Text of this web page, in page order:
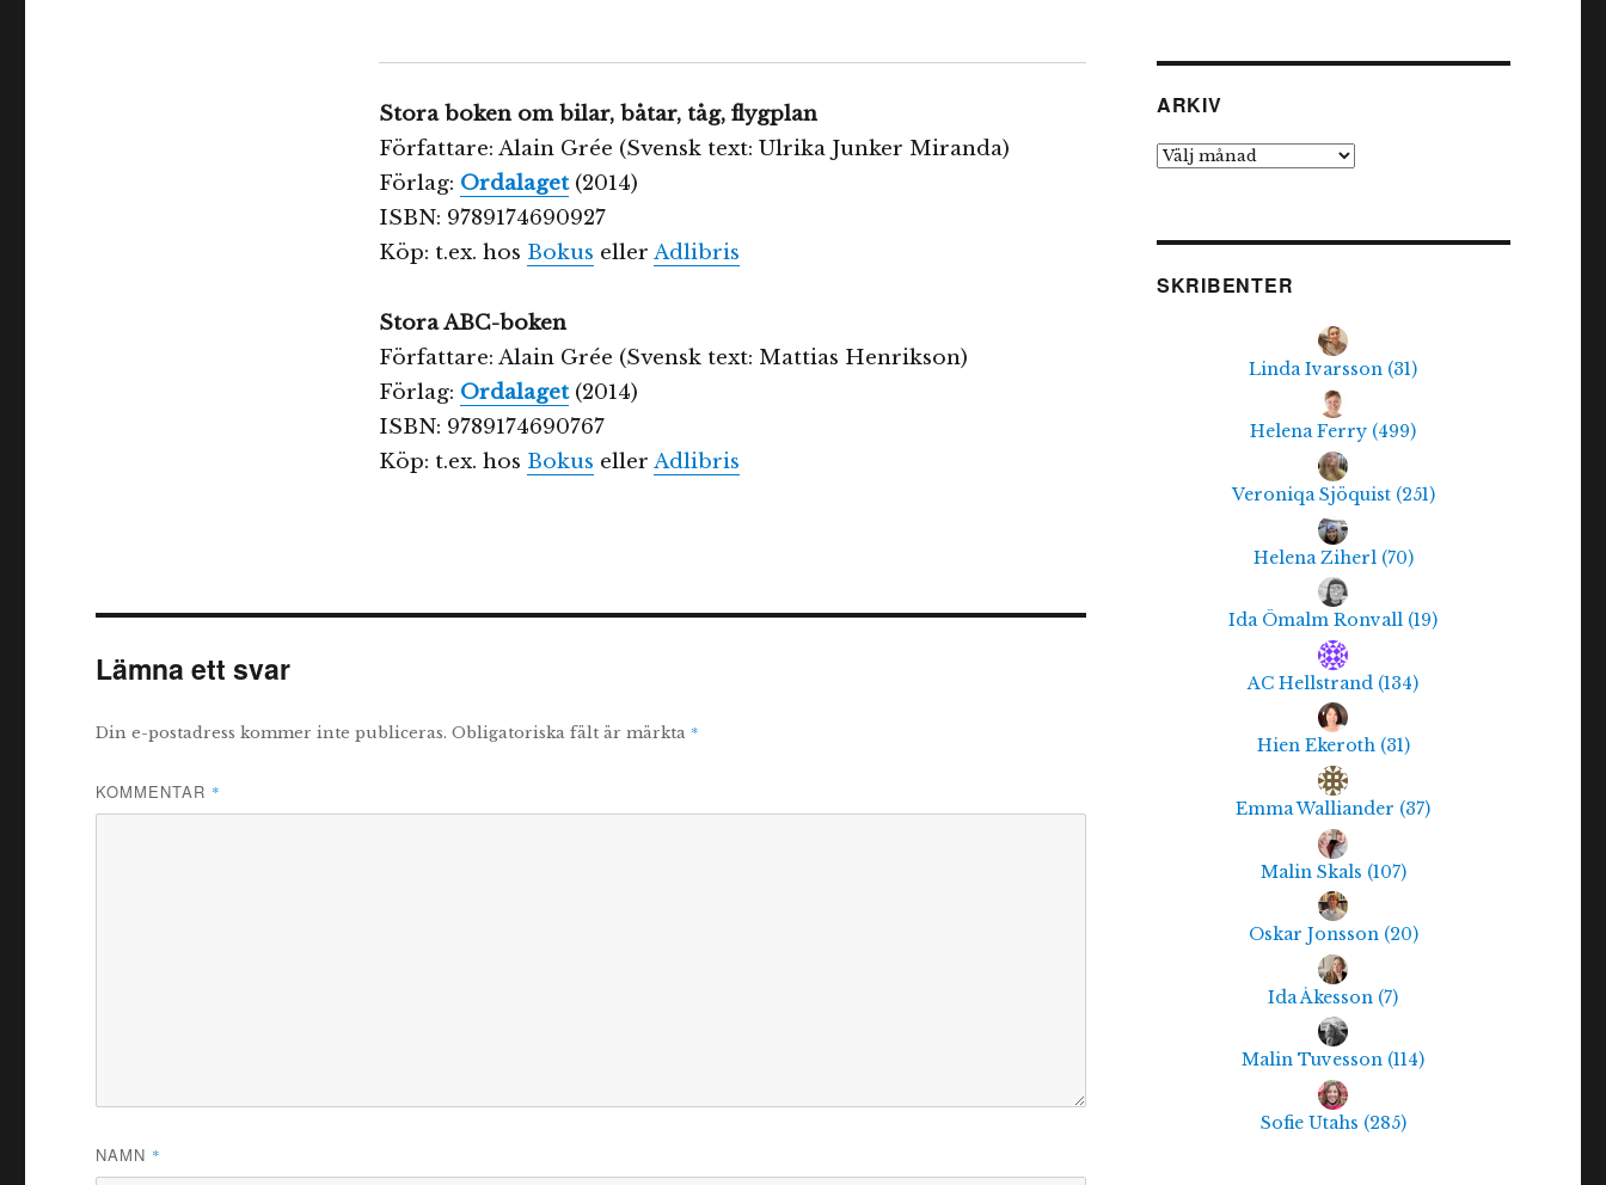
Stora boken om bilar, båtar, tåg, flygplan
Författare: Alain Grée (Svensk text: Ulrika Junker Miranda)
Förlag: Ordalaget(2014)
ISBN: 9789174690927
Köp: t.ex. hos Bokus eller Adlibris
Stora ABC-boken
Författare: Alain Grée (Svensk text: Mattias Henrikson)
Förlag: Ordalaget(2014)
ISBN: 9789174690767
Köp: t.ex. hos Bokus eller Adlibris
Lämna ett svar
Din e-postadress kommer inte publiceras. Obligatoriska fält är märkta *
KOMMENTAR *
NAMN *
ARKIV
Arkiv
SKRIBENTER
Linda Ivarsson (31)
Helena Ferry (499)
Veroniqa Sjöquist (251)
Helena Ziherl (70)
Ida Ömalm Ronvall (19)
AC Hellstrand (134)
Hien Ekeroth (31)
Emma Walliander (37)
Malin Skals (107)
Oskar Jonsson (20)
Ida Åkesson (7)
Malin Tuvesson (114)
Sofie Utahs (285)